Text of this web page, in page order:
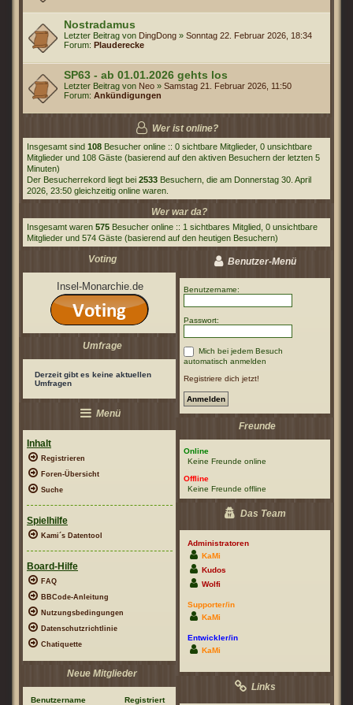
Nostradamus
Letzter Beitrag von DingDong » Sonntag 22. Februar 2026, 18:34
Forum: Plauderecke
SP63 - ab 01.01.2026 gehts los
Letzter Beitrag von Neo » Samstag 21. Februar 2026, 11:50
Forum: Ankündigungen
Wer ist online?
Insgesamt sind 108 Besucher online :: 0 sichtbare Mitglieder, 0 unsichtbare
Mitglieder und 108 Gäste (basierend auf den aktiven Besuchern der letzten 5
Minuten)
Der Besucherrekord liegt bei 2533 Besuchern, die am Donnerstag 30. April
2026, 23:50 gleichzeitig online waren.
Wer war da?
Insgesamt waren 575 Besucher online :: 1 sichtbares Mitglied, 0 unsichtbare
Mitglieder und 574 Gäste (basierend auf den heutigen Besuchern)
Voting
Insel-Monarchie.de
Umfrage
Derzeit gibt es keine aktuellen
Umfragen
Menü
Inhalt
Registrieren
Foren-Übersicht
Suche
Spielhilfe
Kami´s Datentool
Board-Hilfe
FAQ
BBCode-Anleitung
Nutzungsbedingungen
Datenschutzrichtlinie
Chatiquette
Neue Mitglieder
Benutzername
Registriert
Benutzer-Menü
Benutzername:
Passwort:
Mich bei jedem Besuch
automatisch anmelden
Registriere dich jetzt!
Freunde
Online
Keine Freunde online
Offline
Keine Freunde offline
Das Team
Administratoren
KaMi
Kudos
Wolfi
Supporter/in
KaMi
Entwickler/in
KaMi
Links